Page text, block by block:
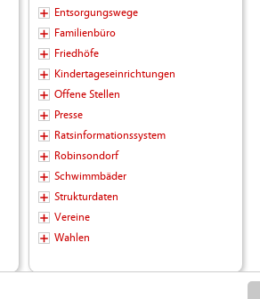
Entsorgungswege
Familienbüro
Friedhöfe
Kindertageseinrichtungen
Offene Stellen
Presse
Ratsinformationssystem
Robinsondorf
Schwimmbäder
Strukturdaten
Vereine
Wahlen